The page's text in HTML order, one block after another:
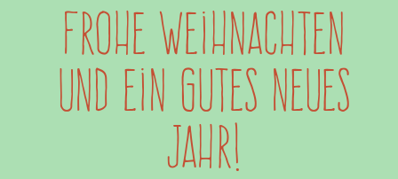
Frohe Weihnachten
und ein gutes neues
Jahr!